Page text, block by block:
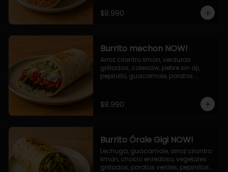
$8.990
Burrito mechon NOW!
Arroz cilantro limon, verduras
grilladas, coleslaw, pebre sin aji,
pepinillo, guacamole, porotos
$8.990
Burrito Órale Gigi NOW!
Lechuga, guacamole, arroz cilantro
limon, choclo enredoso, vegetales
grillados, porotos verdes, pepinillos